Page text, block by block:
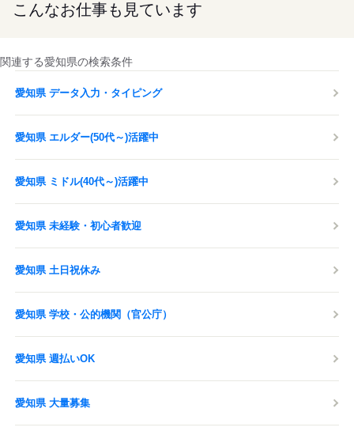
こんなお仕事も見ています
関連する愛知県の検索条件
愛知県 データ入力・タイピング
愛知県 エルダー(50代～)活躍中
愛知県 ミドル(40代～)活躍中
愛知県 未経験・初心者歓迎
愛知県 土日祝休み
愛知県 学校・公的機関（官公庁）
愛知県 週払いOK
愛知県 大量募集